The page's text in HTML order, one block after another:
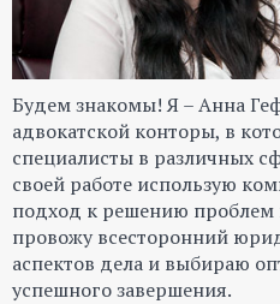
Будем знакомы! Я – Анна
адвокатской конторы, в
специалисты в различных
своей работе использую
подход к решению проблем
провожу всесторонний
аспектов дела и выбираю
успешного завершения.